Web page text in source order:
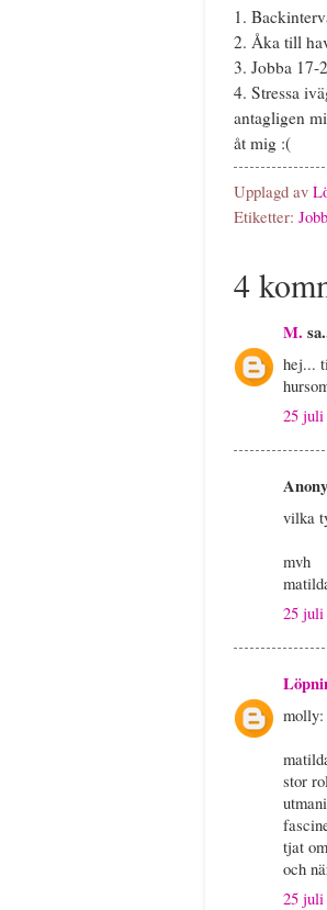
1.
2. Åka till
3. Jobba 17-
4. Stressa
antagligen
åt mig :(
Upplagd av
Etiketter: Jobb
4
M.
hej...
25 juli
vilka
mvh
25 juli
molly:
stor
tjat
och
25 juli